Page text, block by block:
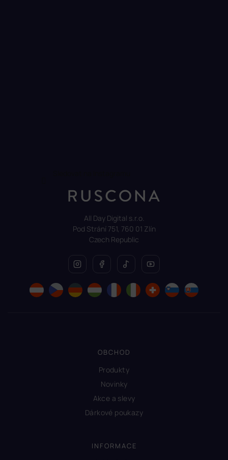
All Day Digital s.r.o.
Pod Strání 751, 760 01 Zlín
Czech Republic
OBCHOD
Produkty
Novinky
Akce a slevy
Dárkové poukazy
INFORMACE